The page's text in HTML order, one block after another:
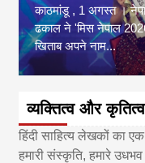
काठमांडू , 1 अगस्त ।
ढकाल ने 'मिस नेपाल
खिताब अपने नाम...
व्यक्तित्व और कृतित्व
हिंदी साहित्य लेखकों का
हमारी संस्कृति, हमारे